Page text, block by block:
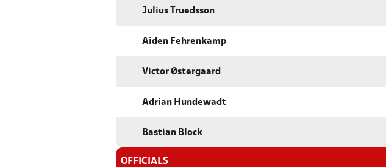
Julius Truedsson
Aiden Fehrenkamp
Victor Østergaard
Adrian Hundewadt
Bastian Block
OFFICIALS